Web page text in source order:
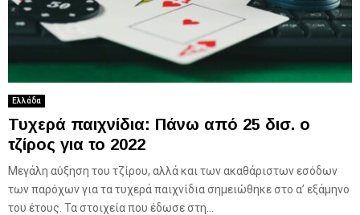
Ελλάδα
Τυχερά παιχνίδια: Πάνω από 25 δισ. ο
τζίρος για το 2022
Μεγάλη αύξηση του τζίρου, αλλά και των ακαθάριστων εσόδων
των παρόχων για τα τυχερά παιχνίδια σημειώθηκε στο α’ εξάμηνο
του έτους. Τα στοιχεία που έδωσε στη...